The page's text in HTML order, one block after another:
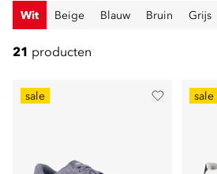
Wit Beige Blauw Bruin Grijs
21 producten
sale sale